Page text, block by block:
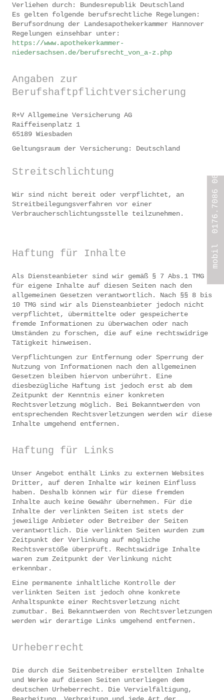
mobil 0176.7086 0005
Verliehen durch: Bundesrepublik Deutschland
Es gelten folgende berufsrechtliche Regelungen:
Berufsordnung der Landesapothekerkammer Hannover
Regelungen einsehbar unter:
https://www.apothekerkammer-
niedersachsen.de/berufsrecht_von_a-z.php
Angaben zur
Berufshaftpflichtversicherung
R+V Allgemeine Versicherung AG
Raiffeisenplatz 1
65189 Wiesbaden
Geltungsraum der Versicherung: Deutschland
Streitschlichtung
Wir sind nicht bereit oder verpflichtet, an
Streitbeilegungsverfahren vor einer
Verbraucherschlichtungsstelle teilzunehmen.
Haftung für Inhalte
Als Diensteanbieter sind wir gemäß § 7 Abs.1 TMG
für eigene Inhalte auf diesen Seiten nach den
allgemeinen Gesetzen verantwortlich. Nach §§ 8 bis
10 TMG sind wir als Diensteanbieter jedoch nicht
verpflichtet, übermittelte oder gespeicherte
fremde Informationen zu überwachen oder nach
Umständen zu forschen, die auf eine rechtswidrige
Tätigkeit hinweisen.
Verpflichtungen zur Entfernung oder Sperrung der
Nutzung von Informationen nach den allgemeinen
Gesetzen bleiben hiervon unberührt. Eine
diesbezügliche Haftung ist jedoch erst ab dem
Zeitpunkt der Kenntnis einer konkreten
Rechtsverletzung möglich. Bei Bekanntwerden von
entsprechenden Rechtsverletzungen werden wir diese
Inhalte umgehend entfernen.
Haftung für Links
Unser Angebot enthält Links zu externen Websites
Dritter, auf deren Inhalte wir keinen Einfluss
haben. Deshalb können wir für diese fremden
Inhalte auch keine Gewähr übernehmen. Für die
Inhalte der verlinkten Seiten ist stets der
jeweilige Anbieter oder Betreiber der Seiten
verantwortlich. Die verlinkten Seiten wurden zum
Zeitpunkt der Verlinkung auf mögliche
Rechtsverstöße überprüft. Rechtswidrige Inhalte
waren zum Zeitpunkt der Verlinkung nicht
erkennbar.
Eine permanente inhaltliche Kontrolle der
verlinkten Seiten ist jedoch ohne konkrete
Anhaltspunkte einer Rechtsverletzung nicht
zumutbar. Bei Bekanntwerden von Rechtsverletzungen
werden wir derartige Links umgehend entfernen.
Urheberrecht
Die durch die Seitenbetreiber erstellten Inhalte
und Werke auf diesen Seiten unterliegen dem
deutschen Urheberrecht. Die Vervielfältigung,